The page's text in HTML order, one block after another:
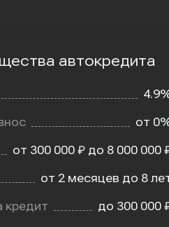
автокредита
от
от 300 000 ₽ до 8 000 000
от 2 месяцев до 8
кредит до 300 000